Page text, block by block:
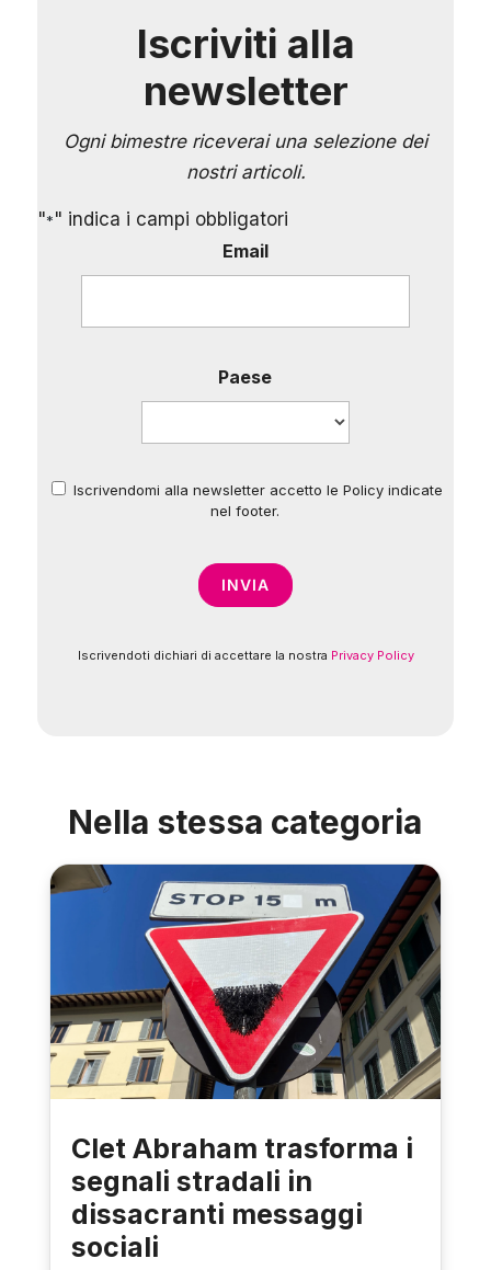
Iscriviti alla
newsletter
Ogni bimestre riceverai una selezione dei
nostri articoli.
"*" indica i campi obbligatori
Email
Paese
*
Iscrivendomi alla newsletter accetto le Policy indicate
nel footer.
Iscrivendoti dichiari di accettare la nostra Privacy Policy
Nella stessa categoria
Clet Abraham trasforma i
segnali stradali in
dissacranti messaggi
sociali